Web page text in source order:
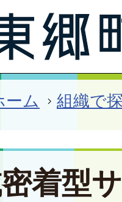
ーム 組織で
着型